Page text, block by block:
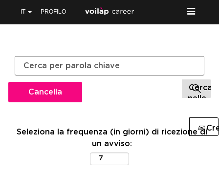
IT PROFILO
Cancella
Seleziona la frequenza (in giorni) di ricezione di
un avviso: